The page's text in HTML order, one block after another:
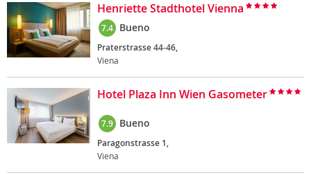
Henriette Stadthotel Vienna
7.4 Bueno
Praterstrasse 44-46,
Viena
Hotel Plaza Inn Wien Gasometer
7.9 Bueno
Paragonstrasse 1,
Viena